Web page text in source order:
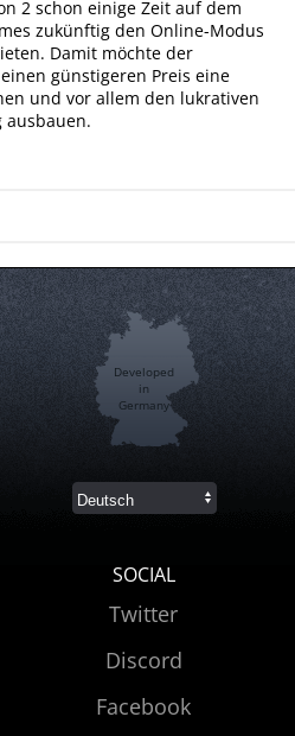
2 schon einige Zeit auf dem
zukünftig den Online-Modus
Damit möchte der
günstigeren Preis eine
und vor allem den lukrativen
ausbauen.
Developed
in
Germany
SOCIAL
Twitter
Discord
Facebook